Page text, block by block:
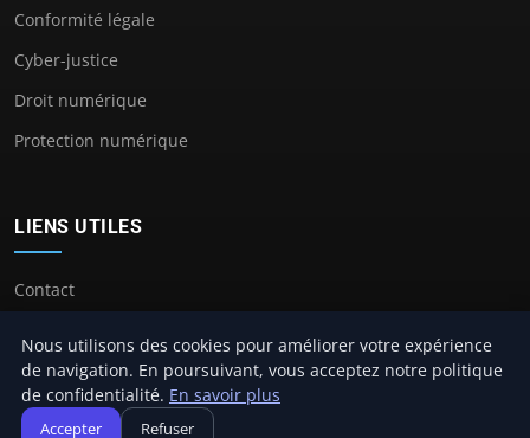
Conformité légale
Cyber-justice
Droit numérique
Protection numérique
LIENS UTILES
Contact
© 2026 Avocat Cybersecurité. Tous droits réservés.
Nous utilisons des cookies pour améliorer votre expérience
de navigation. En poursuivant, vous acceptez notre politique
de confidentialité. En savoir plus
Accepter Refuser